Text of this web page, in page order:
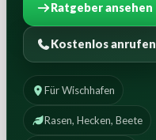
Ratgeber ansehen
Kostenlos anrufen
Für Wischhafen
Rasen, Hecken, Beete